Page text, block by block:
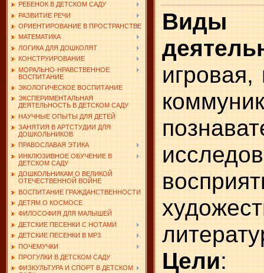
РЕБЕНОК В ДЕТСКОМ САДУ
РАЗВИТИЕ РЕЧИ
ОРИЕНТИРОВАНИЕ В ПРОСТРАНСТВЕ
МАТЕМАТИКА
ЛОГИКА ДЛЯ ДОШКОЛЯТ
КОНСТРУИРОВАНИЕ
МОРАЛЬНО-НРАВСТВЕННОЕ
ВОСПИТАНИЕ
ЭКОЛОГИЧЕСКОЕ ВОСПИТАНИЕ
ЭКСПЕРИМЕНТАЛЬНАЯ
ДЕЯТЕЛЬНОСТЬ В ДЕТСКОМ САДУ
НАУЧНЫЕ ОПЫТЫ ДЛЯ ДЕТЕЙ
ЗАНЯТИЯ В АРТСТУДИИ ДЛЯ
ДОШКОЛЬНИКОВ
ПРАВОСЛАВАЯ ЭТИКА
ИНКЛЮЗИВНОЕ ОБУЧЕНИЕ В
ДЕТСКОМ САДУ
ДОШКОЛЬНИКАМ О ВЕЛИКОЙ
ОТЕЧЕСТВЕННОЙ ВОЙНЕ
ВОСПИТАНИЕ ГРАЖДАНСТВЕННОСТИ
ДЕТЯМ О КОСМОСЕ
ФИЛОСОФИЯ ДЛЯ МАЛЫШЕЙ
ДЕТСКИЕ ПЕСЕНКИ С НОТАМИ
ДЕТСКИЕ ПЕСЕНКИ В MP3
ПОЧЕМУЧКИ
ПРОГУЛКИ В ДЕТСКОМ САДУ
ФИЗКУЛЬТУРА И СПОРТ В ДЕТСКОМ
Виды
игровая,
Цели: